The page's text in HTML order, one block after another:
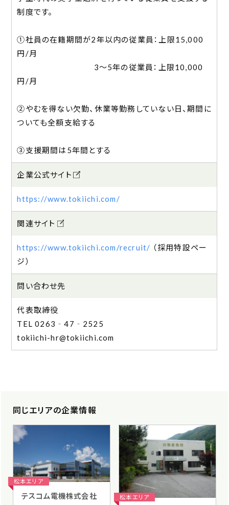
制度です。
①社員の在籍期間が2年以内の従業員：上限15,000
円/月
3～5年の従業員：上限10,000
円/月
②やむを得ない欠勤、休業等勤務していない日、期間に
ついても全額支給する
③支援期間は5年間とする
企業公式サイト
https://www.tokiichi.com/
関連サイト
https://www.tokiichi.com/recruit/ （採用特設ペー
ジ）
問い合わせ先
代表取締役
0263‐47‐2525
tokiichi-hr@tokiichi.com
同じエリアの企業情報
松本エリア
テスコム電機株式会社 松本エリア